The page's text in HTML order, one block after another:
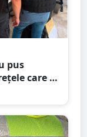
pus
care a
euro